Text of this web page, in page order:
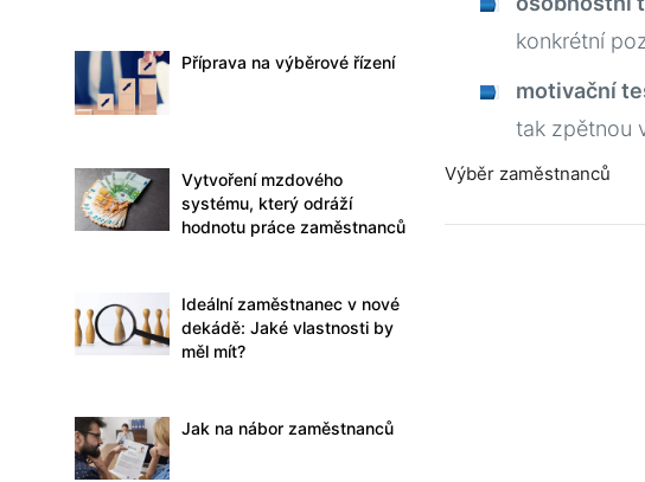
konkrétní
motivační
tak zpětnou
Výběr zaměstnanců
Příprava na výběrové řízení
Vytvoření mzdového
systému, který odráží
hodnotu práce zaměstnanců
Ideální zaměstnanec v nové
dekádě: Jaké vlastnosti by
měl mít?
Jak na nábor zaměstnanců